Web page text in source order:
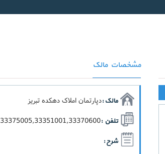
مشخصات مالک
مالک :دپارتمان املاک دهکده تبریز
تلفن :33375005,33351001,33370600
شرح :